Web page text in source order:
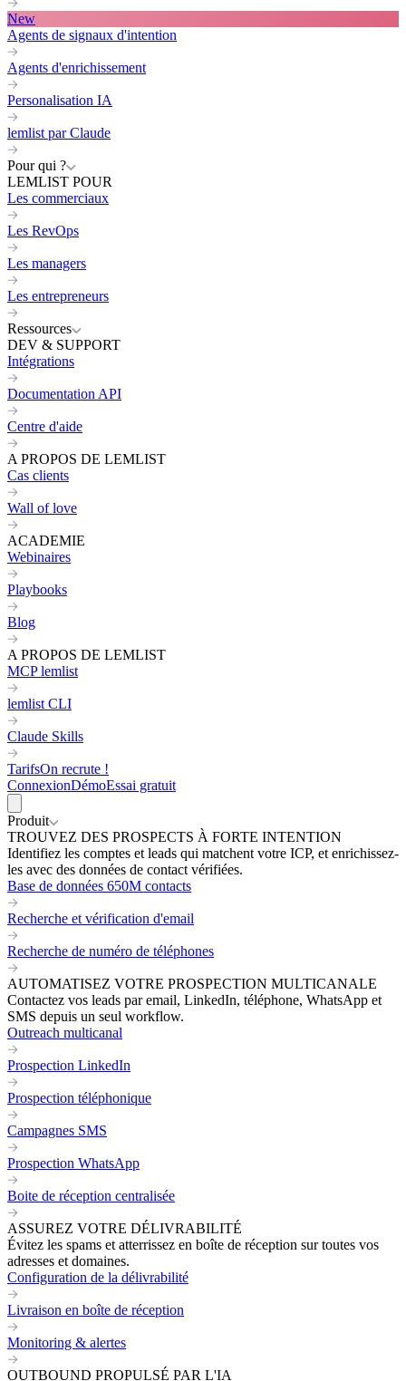
New
Agents de signaux d'intention
Agents d'enrichissement
Personalisation IA
lemlist par Claude
Pour qui ?
LEMLIST POUR
Les commerciaux
Les RevOps
Les managers
Les entrepreneurs
Ressources
DEV & SUPPORT
Intégrations
Documentation API
Centre d'aide
A PROPOS DE LEMLIST
Cas clients
Wall of love
ACADEMIE
Webinaires
Playbooks
Blog
A PROPOS DE LEMLIST
MCP lemlist
lemlist CLI
Claude Skills
TarifsOn recrute !
ConnexionDémoEssai gratuit
Produit
TROUVEZ DES PROSPECTS À FORTE INTENTION
Identifiez les comptes et leads qui matchent votre ICP, et enrichissez-
les avec des données de contact vérifiées.
Base de données 650M contacts
Recherche et vérification d'email
Recherche de numéro de téléphones
AUTOMATISEZ VOTRE PROSPECTION MULTICANALE
Contactez vos leads par email, LinkedIn, téléphone, WhatsApp et
SMS depuis un seul workflow.
Outreach multicanal
Prospection LinkedIn
Prospection téléphonique
Campagnes SMS
Prospection WhatsApp
Boite de réception centralisée
ASSUREZ VOTRE DÉLIVRABILITÉ
Évitez les spams et atterrissez en boîte de réception sur toutes vos
adresses et domaines.
Configuration de la délivrabilité
Livraison en boîte de réception
Monitoring & alertes
OUTBOUND PROPULSÉ PAR L'IA